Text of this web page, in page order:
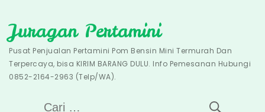
to
content
Juragan Pertamini
Pusat Penjualan Pertamini Pom Bensin Mini Termurah Dan
Terpercaya, bisa KIRIM BARANG DULU. Info Pemesanan Hubungi
0852-2164-2963 (Telp/WA).
Cari